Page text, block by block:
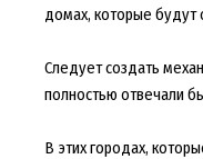
домах, которые будут
Следует создать
полностью отвечали
В этих городах,